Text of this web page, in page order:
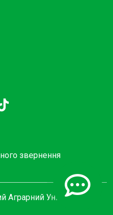
звернення
Університет